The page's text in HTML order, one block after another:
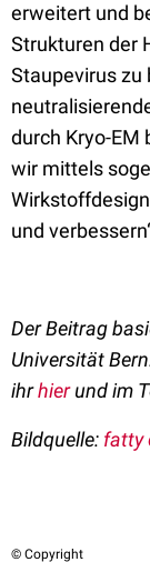
erweitert und
Strukturen der
Staupevirus zu
durch Kryo-
wir mittels
und
Der Beitrag
Universität
ihrhierund im
Bildquelle: fatty
© Copyright